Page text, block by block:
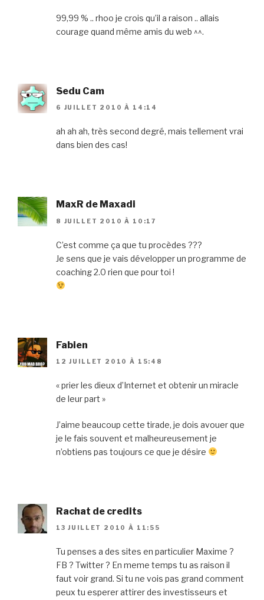
99,99 % .. rhoo je crois qu’il a raison .. allais
courage quand même amis du web ^^.
Sedu Cam
6 JUILLET 2010 À 14:14
ah ah ah, très second degré, mais tellement vrai
dans bien des cas!
MaxR de Maxadi
8 JUILLET 2010 À 10:17
C’est comme ça que tu procèdes ???
Je sens que je vais développer un programme de
coaching 2.0 rien que pour toi !
Fabien
12 JUILLET 2010 À 15:48
« prier les dieux d’Internet et obtenir un miracle
de leur part »
J’aime beaucoup cette tirade, je dois avouer que
je le fais souvent et malheureusement je
n’obtiens pas toujours ce que je désire
Rachat de credits
13 JUILLET 2010 À 11:55
Tu penses a des sites en particulier Maxime ?
FB ? Twitter ? En meme temps tu as raison il
faut voir grand. Si tu ne vois pas grand comment
peux tu esperer attirer des investisseurs et